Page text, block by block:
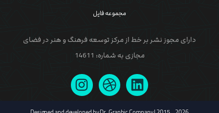
مجموعه فایل
دارای مجوز نشر بر خط از مرکز توسعه فرهنگ و هنر در فضای
مجازی به شماره: 14611